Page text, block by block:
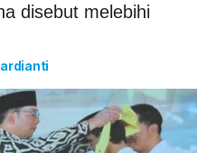
disebut melebihi